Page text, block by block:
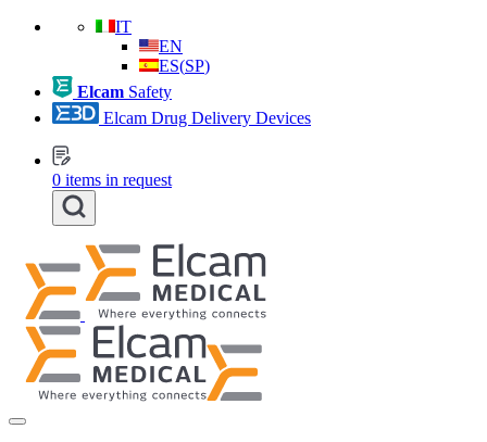
IT
EN
ES(SP)
Elcam Safety
Elcam Drug Delivery Devices
0 items in request